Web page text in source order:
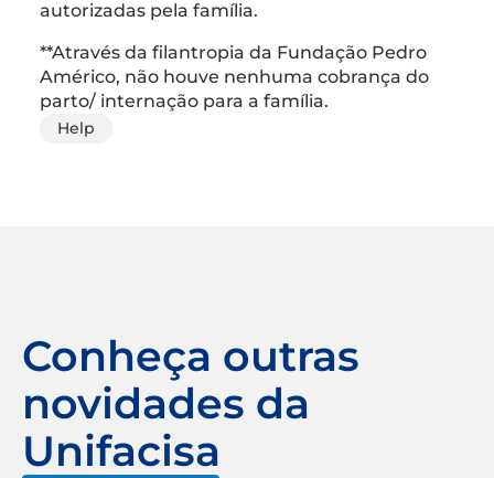
autorizadas pela família.
**Através da filantropia da Fundação Pedro
Américo, não houve nenhuma cobrança do
parto/ internação para a família.
Help
Conheça outras
novidades da
Unifacisa